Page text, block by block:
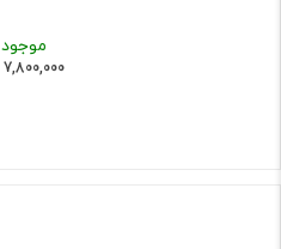
موجود
7,800,000 ریال